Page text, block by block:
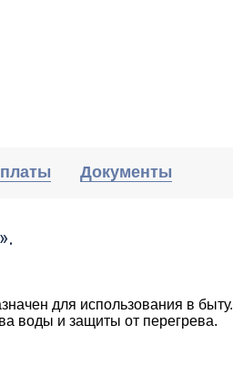
Документы
для использования в быту.
воды и защиты от перегрева.